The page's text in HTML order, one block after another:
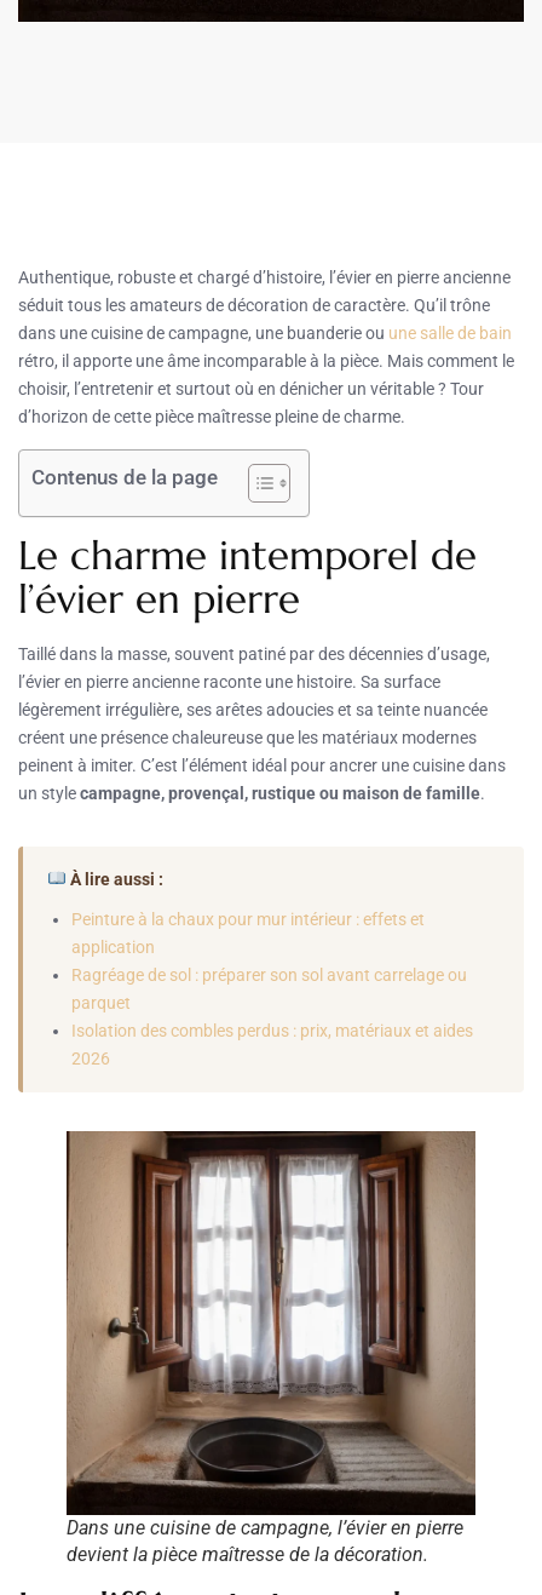
Authentique, robuste et chargé d’histoire, l’évier en pierre ancienne
séduit tous les amateurs de décoration de caractère. Qu’il trône
dans une cuisine de campagne, une buanderie ou une salle de bain
rétro, il apporte une âme incomparable à la pièce. Mais comment le
choisir, l’entretenir et surtout où en dénicher un véritable ? Tour
d’horizon de cette pièce maîtresse pleine de charme.
Contenus de la page
Le charme intemporel de
l’évier en pierre
Taillé dans la masse, souvent patiné par des décennies d’usage,
l’évier en pierre ancienne raconte une histoire. Sa surface
légèrement irrégulière, ses arêtes adoucies et sa teinte nuancée
créent une présence chaleureuse que les matériaux modernes
peinent à imiter. C’est l’élément idéal pour ancrer une cuisine dans
un stylecampagne, provençal, rustique ou maison de famille.
À lire aussi :
Peinture à la chaux pour mur intérieur : effets et
application
Ragréage de sol : préparer son sol avant carrelage ou
parquet
Isolation des combles perdus : prix, matériaux et aides
2026
Dans une cuisine de campagne, l’évier en pierre
devient la pièce maîtresse de la décoration.